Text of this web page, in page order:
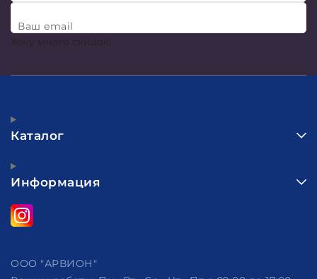
Ваш email
Хочу много скидок!
Каталог
Информация
ООО "АРВИОН"